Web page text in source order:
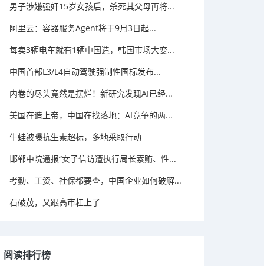
男子涉嫌强奸15岁女孩后，杀死其父母再将...
阿里云：容器服务Agent将于9月3日起...
每卖3辆电车就有1辆中国造，韩国市场大变...
中国首部L3/L4自动驾驶强制性国标发布...
内卷的尽头竟然是摆烂！新研究发现AI已经...
美国在造上帝，中国在找落地：AI竞争的两...
牛蛙被曝抗生素超标，多地采取行动
邯郸中院通报“女子信访遭执行局长索贿、性...
考勤、工资、社保都要查，中国企业如何破解...
石破茂，又跟高市杠上了
阅读排行榜